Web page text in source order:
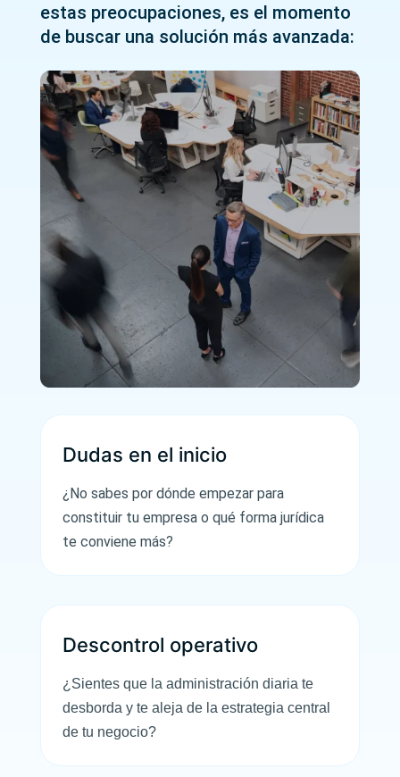
estas preocupaciones, es el momento
de buscar una solución más avanzada:
Dudas en el inicio
¿No sabes por dónde empezar para
constituir tu empresa o qué forma jurídica
te conviene más?
Descontrol operativo
¿Sientes que la administración diaria te
desborda y te aleja de la estrategia central
de tu negocio?